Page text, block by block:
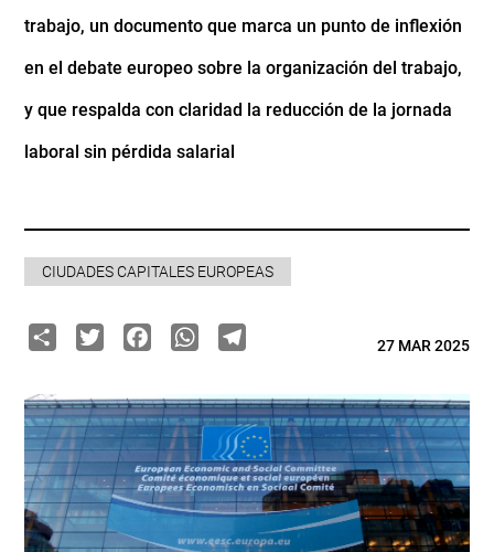
trabajo, un documento que marca un punto de inflexión
en el debate europeo sobre la organización del trabajo,
y que respalda con claridad la reducción de la jornada
laboral sin pérdida salarial
CIUDADES CAPITALES EUROPEAS
ShareTwitterFacebook
WhatsApp
Telegram27 MAR 2025